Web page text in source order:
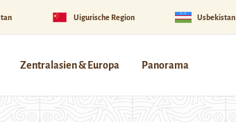
Uigurische Region Usbekistan
Zentralasien & Europa Panorama